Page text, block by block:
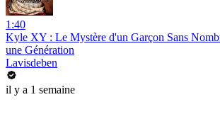
1:40
Kyle XY : Le Mystère d'un Garçon Sans
une Génération
Lavisdeben
il y a 1 semaine